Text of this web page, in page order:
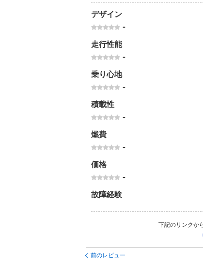
デザイン
-
走行性能
-
乗り心地
-
積載性
-
燃費
-
価格
-
故障経験
下記のリンクか
前のレビュー